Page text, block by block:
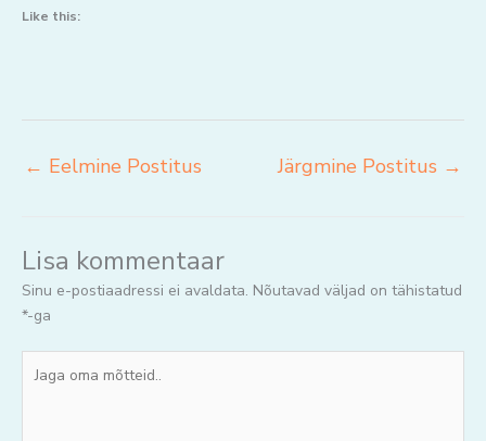
Like this:
← Eelmine Postitus Järgmine Postitus →
Lisa kommentaar
Sinu e-postiaadressi ei avaldata. Nõutavad väljad on tähistatud
*-ga
oma